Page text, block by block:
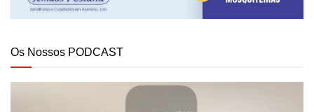
Os Nossos PODCAST